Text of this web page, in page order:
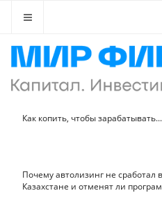
Как копить, чтобы зарабатывать...
Почему автолизинг не сработал в
Казахстане и отменят ли